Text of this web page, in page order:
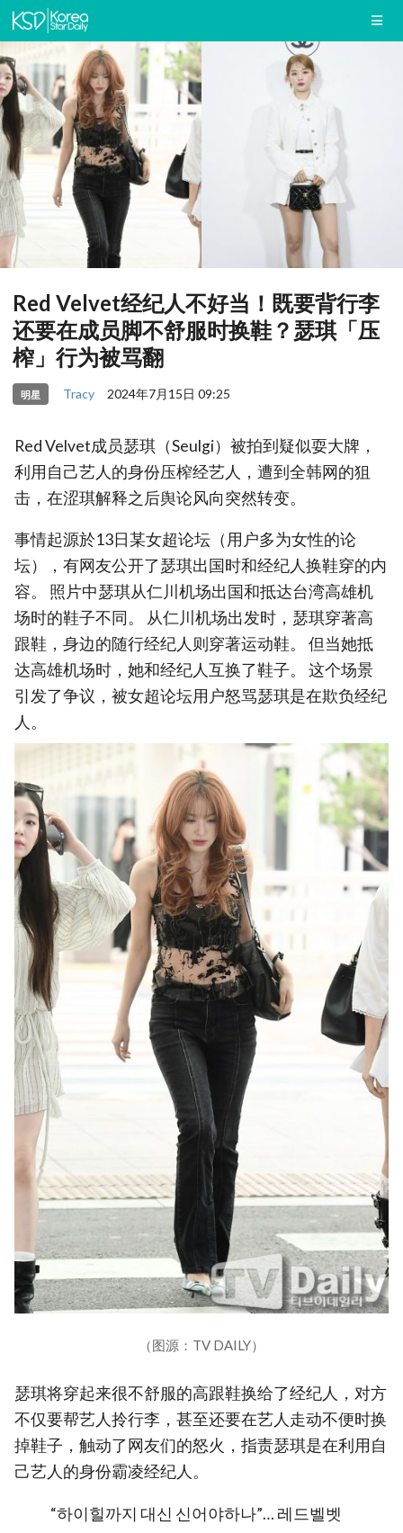
Red Velvet经纪人不好当！既要背行李
还要在成员脚不舒服时换鞋？瑟琪「压
榨」行为被骂翻
明星 Tracy 2024年7月15日 09:25
Red Velvet成员瑟琪（Seulgi）被拍到疑似耍大牌，
利用自己艺人的身份压榨经艺人，遭到全韩网的狙
击，在涩琪解释之后舆论风向突然转变。
事情起源於13日某女超论坛（用户多为女性的论
坛），有网友公开了瑟琪出国时和经纪人换鞋穿的内
容。 照片中瑟琪从仁川机场出国和抵达台湾高雄机
场时的鞋子不同。 从仁川机场出发时，瑟琪穿著高
跟鞋，身边的随行经纪人则穿著运动鞋。 但当她抵
达高雄机场时，她和经纪人互换了鞋子。 这个场景
引发了争议，被女超论坛用户怒骂瑟琪是在欺负经纪
人。
（图源：TV DAILY）
瑟琪将穿起来很不舒服的高跟鞋换给了经纪人，对方
不仅要帮艺人拎行李，甚至还要在艺人走动不便时换
掉鞋子，触动了网友们的怒火，指责瑟琪是在利用自
己艺人的身份霸凌经纪人。
“하이힐까지 대신 신어야하나”… 레드벨벳